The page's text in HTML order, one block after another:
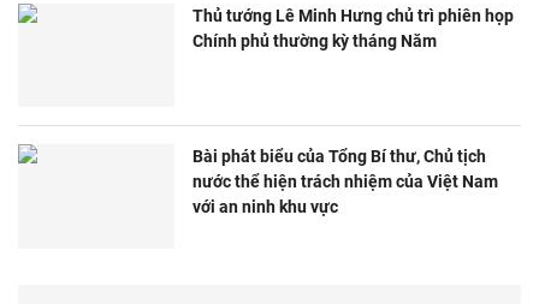
Thủ tướng Lê Minh Hưng chủ trì phiên họp
Chính phủ thường kỳ tháng Năm
Bài phát biểu của Tổng Bí thư, Chủ tịch
nước thể hiện trách nhiệm của Việt Nam
với an ninh khu vực